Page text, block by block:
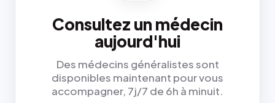
Consultez un médecin
aujourd'hui
Des médecins généralistes sont
disponibles maintenant pour vous
accompagner, 7j/7 de 6h à minuit.